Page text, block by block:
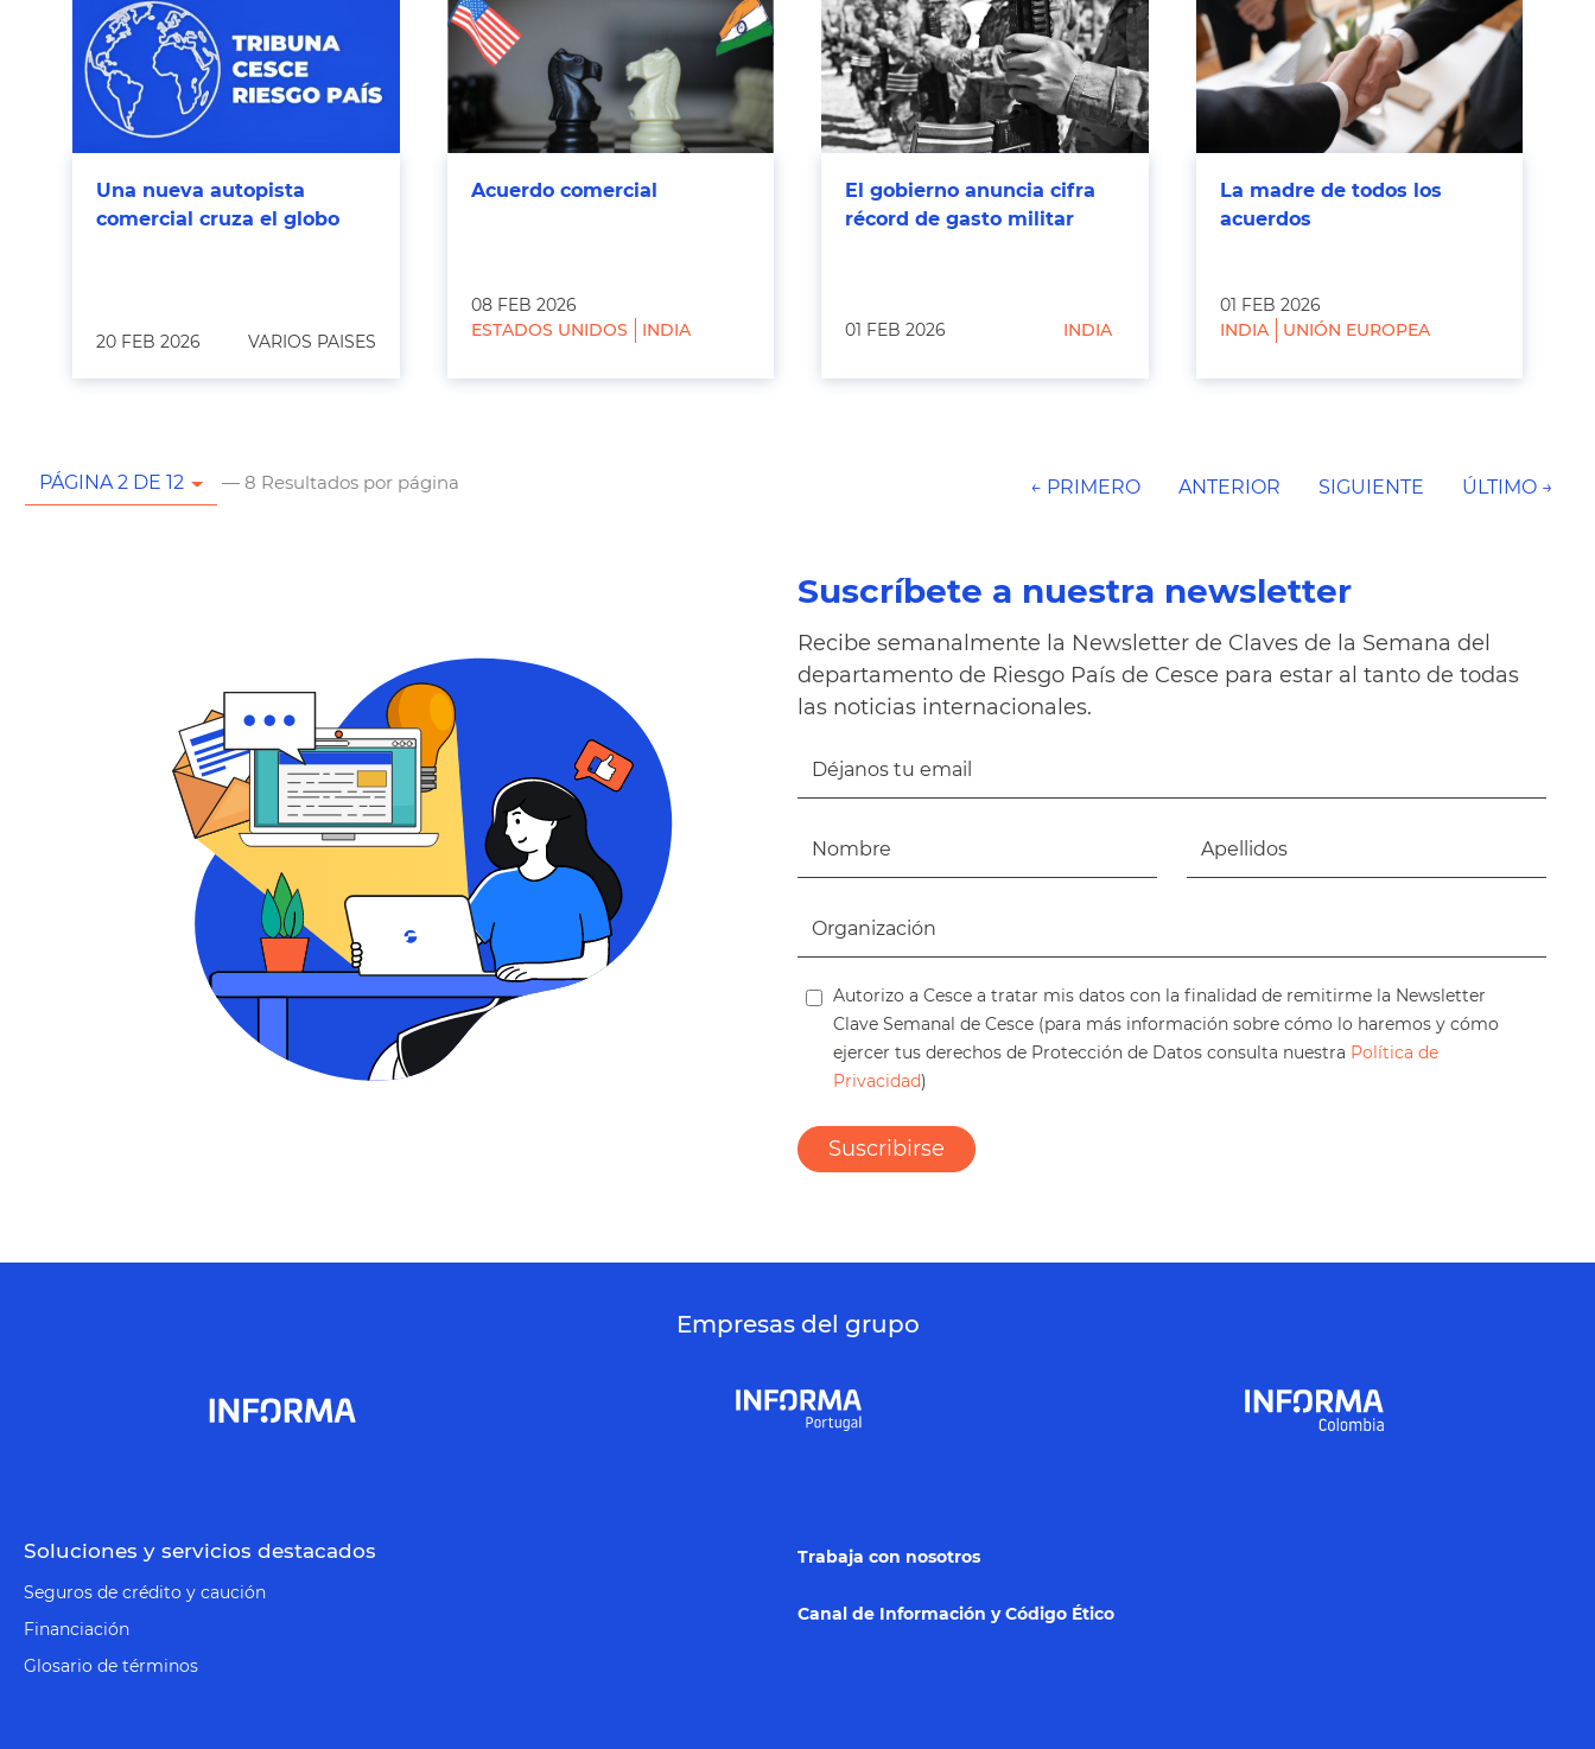
Una nueva autopista
comercial cruza el globo
20 FEB 2026 VARIOS PAISES
Acuerdo comercial
08 FEB 2026
ESTADOS UNIDOS
INDIA
El gobierno anuncia cifra
récord de gasto militar
01 FEB 2026 INDIA
La madre de todos los
acuerdos
01 FEB 2026
INDIA
UNIÓN EUROPEA
PÁGINA 2 DE 12 — 8 Resultados por página ← PRIMERO ANTERIOR SIGUIENTE ÚLTIMO →
Suscríbete a nuestra newsletter
Recibe semanalmente la Newsletter de Claves de la Semana del
departamento de Riesgo País de Cesce para estar al tanto de todas
las noticias internacionales.
Autorizo a Cesce a tratar mis datos con la finalidad de remitirme la Newsletter
Clave Semanal de Cesce (para más información sobre cómo lo haremos y cómo
ejercer tus derechos de Protección de Datos consulta nuestra Política de
Privacidad)
Empresas del grupo
Soluciones y servicios destacados
Seguros de crédito y caución
Financiación
Glosario de términos
Trabaja con nosotros
Canal de Información y Código Ético